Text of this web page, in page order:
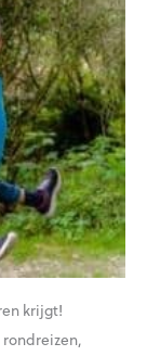
krijgt!